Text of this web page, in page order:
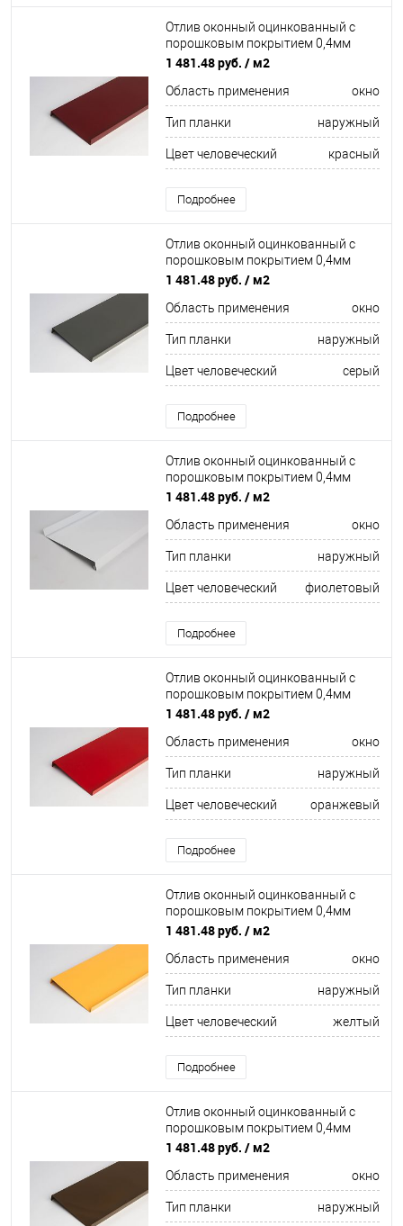
Отлив оконный оцинкованный c
порошковым покрытием 0,4мм
ширина более 625 мм RAL 3015
1 481.48 руб. / м2
Область применения окно
Тип планки наружный
Цвет человеческий красный
Подробнее
Отлив оконный оцинкованный c
порошковым покрытием 0,4мм
ширина более 625 мм RAL 7021
1 481.48 руб. / м2
Область применения окно
Тип планки наружный
Цвет человеческий серый
Подробнее
Отлив оконный оцинкованный c
порошковым покрытием 0,4мм
ширина более 625 мм RAL 4002
1 481.48 руб. / м2
Область применения окно
Тип планки наружный
Цвет человеческий фиолетовый
Подробнее
Отлив оконный оцинкованный c
порошковым покрытием 0,4мм
ширина более 625 мм RAL 2000
1 481.48 руб. / м2
Область применения окно
Тип планки наружный
Цвет человеческий оранжевый
Подробнее
Отлив оконный оцинкованный c
порошковым покрытием 0,4мм
ширина более 625 мм RAL 1002
1 481.48 руб. / м2
Область применения окно
Тип планки наружный
Цвет человеческий желтый
Подробнее
Отлив оконный оцинкованный c
порошковым покрытием 0,4мм
ширина более 625 мм RAL 8011
1 481.48 руб. / м2
Область применения окно
Тип планки наружный